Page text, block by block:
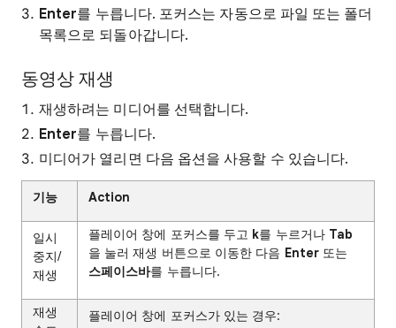
Enter를 누릅니다. 포커스는 자동으로 파일 또는 폴더
목록으로 되돌아갑니다.
동영상 재생
재생하려는 미디어를 선택합니다.
Enter를 누릅니다.
미디어가 열리면 다음 옵션을 사용할 수 있습니다.
기능 Action
일시
중지/
재생
플레이어 창에 포커스를 두고 k를 누르거나 Tab
을 눌러 재생 버튼으로 이동한 다음 Enter 또는
스페이스바를 누릅니다.
재생
플레이어 창에 포커스가 있는 경우: